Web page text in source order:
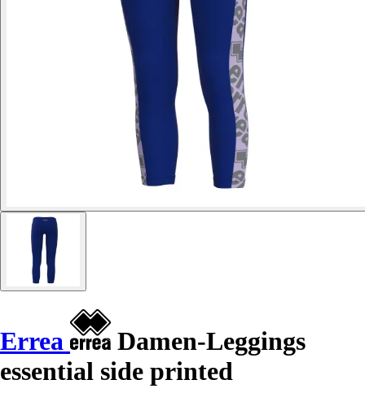
Errea
Damen-Leggings
essential side printed